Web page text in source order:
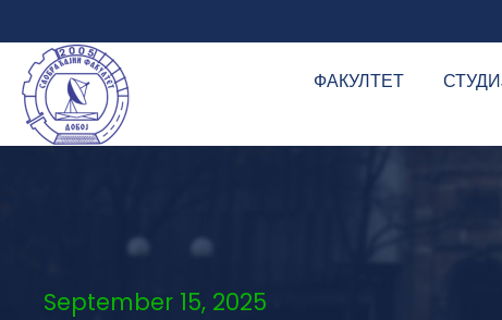
ФАКУЛТЕТ
September 15, 2025